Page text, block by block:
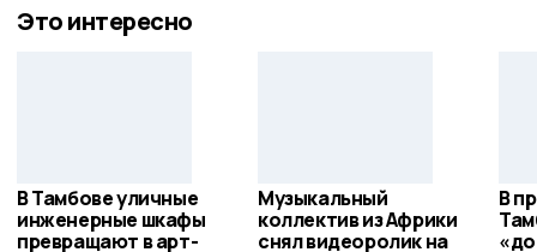
Это интересно
В Тамбове уличные
инженерные шкафы
превращают в арт-
Музыкальный
коллектив из Африки
снял видеоролик на
В